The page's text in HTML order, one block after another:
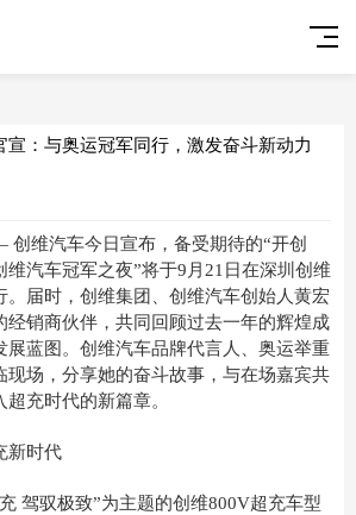
宣：与奥运冠军同行，激发奋斗新动力
维汽车今日宣布，备受期待的“开创
汽车冠军之夜”将于9月21日在深圳创维
届时， 创维集团、创维汽车创始人黄宏
销商伙伴， 共同回顾过去一年的辉煌成
展蓝图。创维汽车品牌代言人、奥运举重
现场，分享她的奋斗故事，与在场嘉宾共
充时代的新篇章。
新时代
驾驭极致”为主题的创维800V超充车型